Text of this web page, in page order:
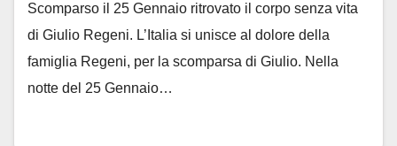
Scomparso il 25 Gennaio ritrovato il corpo senza vita
di Giulio Regeni. L’Italia si unisce al dolore della
famiglia Regeni, per la scomparsa di Giulio. Nella
notte del 25 Gennaio…